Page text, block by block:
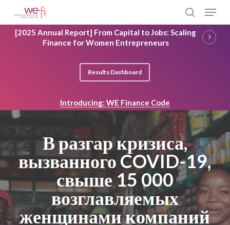
main
content
search
Menu
[2025 Annual Report] From Capital to Jobs: Scaling
Finance for Women Entrepreneurs
Results Dashboard
Introducing: WE Finance Code
В разгар кризиса,
вызванного COVID-19,
свыше 15 000
возглавляемых
женщинами компаний
Close
Menu